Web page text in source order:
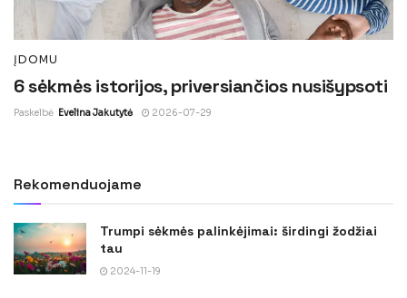
ĮDOMU
6 sėkmės istorijos, priversiančios nusišypsoti
Paskelbė Evelina Jakutytė 2026-07-29
Rekomenduojame
Trumpi sėkmės palinkėjimai: širdingi žodžiai
tau
2024-11-19